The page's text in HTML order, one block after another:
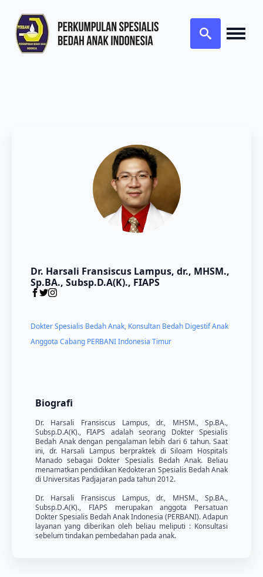
Dr. Harsali Fransiscus Lampus, dr., MHSM.,
Sp.BA., Subsp.D.A(K)., FIAPS
Dokter Spesialis Bedah Anak, Konsultan Bedah Digestif Anak
Anggota Cabang PERBANI Indonesia Timur
Biografi
Dr. Harsali Fransiscus Lampus, dr., MHSM., Sp.BA.,
Subsp.D.A(K)., FIAPS adalah seorang Dokter Spesialis
Bedah Anak dengan pengalaman lebih dari 6 tahun. Saat
ini, dr. Harsali Lampus berpraktek di Siloam Hospitals
Manado sebagai Dokter Spesialis Bedah Anak. Beliau
menamatkan pendidikan Kedokteran Spesialis Bedah Anak
di Universitas Padjajaran pada tahun 2012.
Dr. Harsali Fransiscus Lampus, dr., MHSM., Sp.BA.,
Subsp.D.A(K)., FIAPS merupakan anggota Persatuan
Dokter Spesialis Bedah Anak Indonesia (PERBANI). Adapun
layanan yang diberikan oleh beliau meliputi : Konsultasi
sebelum tindakan pembedahan pada anak.